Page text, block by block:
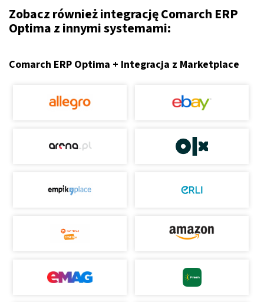
Zobacz również integrację Comarch ERP
Optima z innymi systemami:
Comarch ERP Optima + Integracja z Marketplace